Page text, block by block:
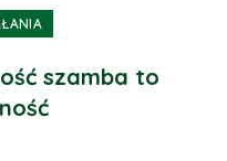
szamba to